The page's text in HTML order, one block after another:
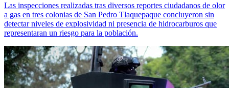
Las inspecciones realizadas tras diversos reportes ciudadanos de olor
a gas en tres colonias de San Pedro Tlaquepaque concluyeron sin
detectar niveles de explosividad ni presencia de hidrocarburos que
representaran un riesgo para la población.